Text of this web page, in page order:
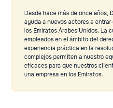
Desde hace más de once años,
ayuda a nuevos actores a
los Emiratos Árabes Unidos. La
empleados en el ámbito del
experiencia práctica en la
complejos permiten a nuestro
eficaces para que nuestros
una empresa en los Emiratos.